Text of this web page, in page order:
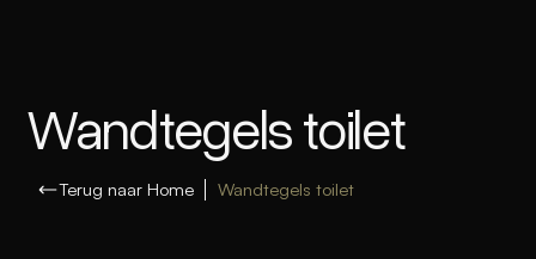
Wandtegels toilet
Terug naar Home Wandtegels toilet